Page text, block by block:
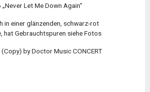
Let Me Down Again“
in einer glänzenden, schwarz-rot
hat Gebrauchtspuren siehe Fotos
by Doctor Music CONCERT